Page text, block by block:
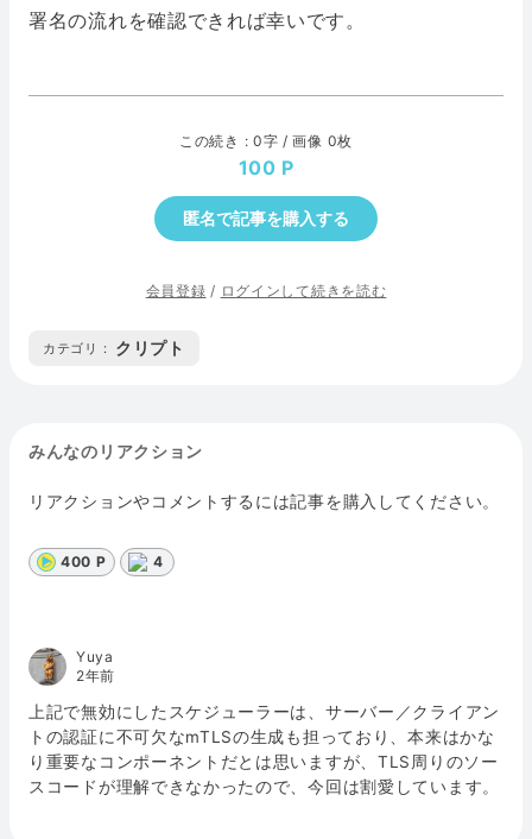
署名の流れを確認できれば幸いです。
この続き : 0字 / 画像 0枚
100
匿名で記事を購入する
会員登録 / ログインして続きを読む
カテゴリ : クリプト
みんなのリアクション
リアクションやコメントするには記事を購入してください。
400 P 4
Yuya
2年前
上記で無効にしたスケジューラーは、サーバー／クライアン
トの認証に不可欠なmTLSの生成も担っており、本来はかな
り重要なコンポーネントだとは思いますが、TLS周りのソー
スコードが理解できなかったので、今回は割愛しています。